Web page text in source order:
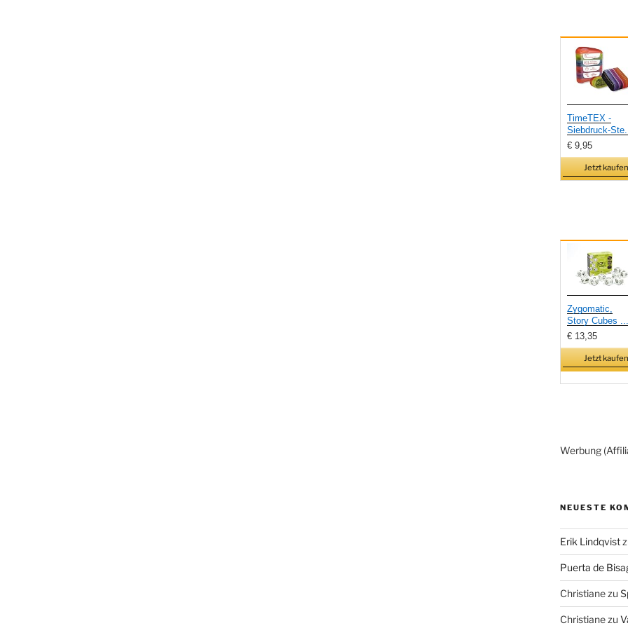
TimeTEX -
Siebdruck-
€ 9,95
Jetzt
Zygomatic,
Story Cubes ...
€ 13,35
Jetzt
Werbung
NEUESTE
Erik Lindqvist
Puerta de
Christianezu
Christianezu